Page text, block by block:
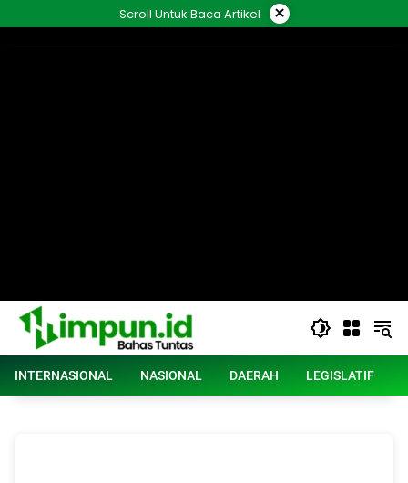
ke
Scroll Untuk Baca Artikel ×
INTERNASIONAL NASIONAL DAERAH LEGISLATIF